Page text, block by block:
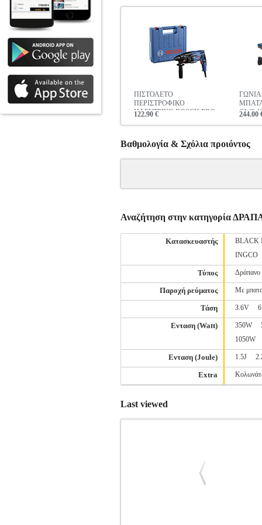
ΠΙΣΤΟΛΕΤΟ
ΠΕΡΙΣΤΡΟΦΙΚΟ
ΗΛΕΚΤΡΙΚΟ BOSCH PRO
122.90 €
GWS
244.00
Βαθμολογία & Σχόλια προιόντος
Αναζήτηση στην κατηγορία
Κατασκευαστής BLACK
INGCO
Τύπος Δράπανο
Παροχή ρεύματος Με
Τάση 3.6V
Ενταση (Watt) 350W
1050W
Ενταση (Joule) 1.5J
Extra
Last viewed